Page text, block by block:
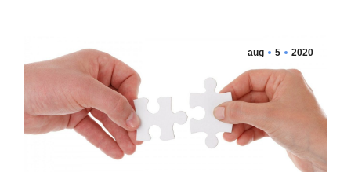
aug 5 2020